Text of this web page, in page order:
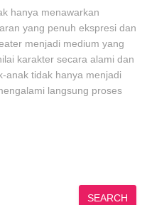
hanya menawarkan
yang penuh ekspresi dan
menjadi medium yang
karakter secara alami dan
anak tidak hanya menjadi
langsung proses
SEARCH